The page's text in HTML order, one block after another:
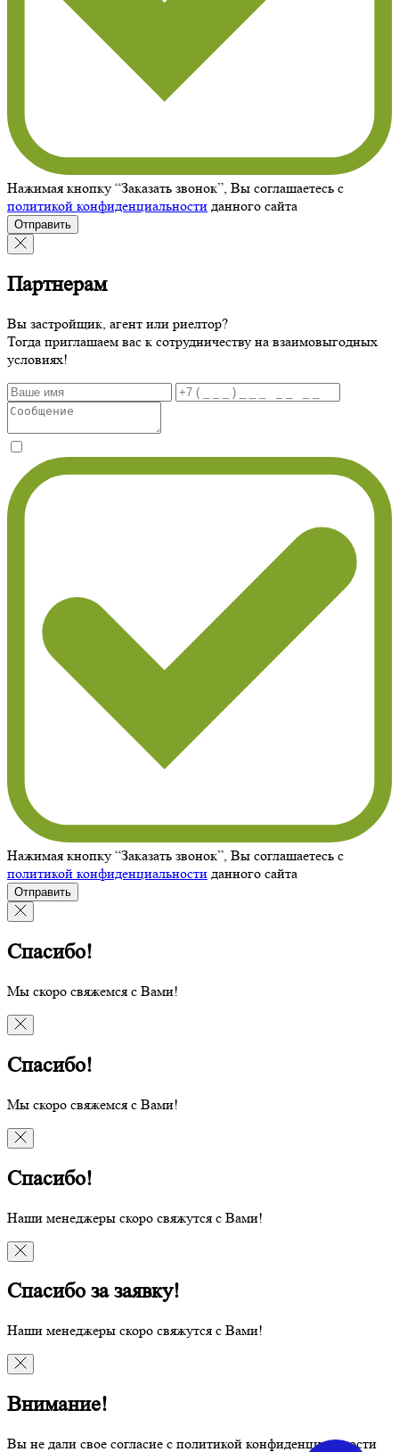
Нажимая кнопку “Заказать звонок”, Вы соглашаетесь с
политикой конфиденциальности данного сайта
Отправить
Партнерам
Вы застройщик, агент или риелтор?
Тогда приглашаем вас к сотрудничеству на взаимовыгодных
условиях!
Нажимая кнопку “Заказать звонок”, Вы соглашаетесь с
политикой конфиденциальности данного сайта
Отправить
Спасибо!
Мы скоро свяжемся с Вами!
Спасибо!
Мы скоро свяжемся с Вами!
Спасибо!
Наши менеджеры скоро свяжутся с Вами!
Спасибо за заявку!
Наши менеджеры скоро свяжутся с Вами!
Внимание!
Вы не дали свое согласие с политикой конфиденциальности